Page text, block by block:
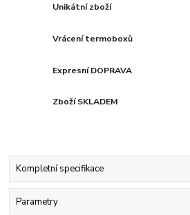
Unikátní zboží
Vrácení termoboxů
Expresní DOPRAVA
Zboží SKLADEM
Kompletní specifikace
Parametry